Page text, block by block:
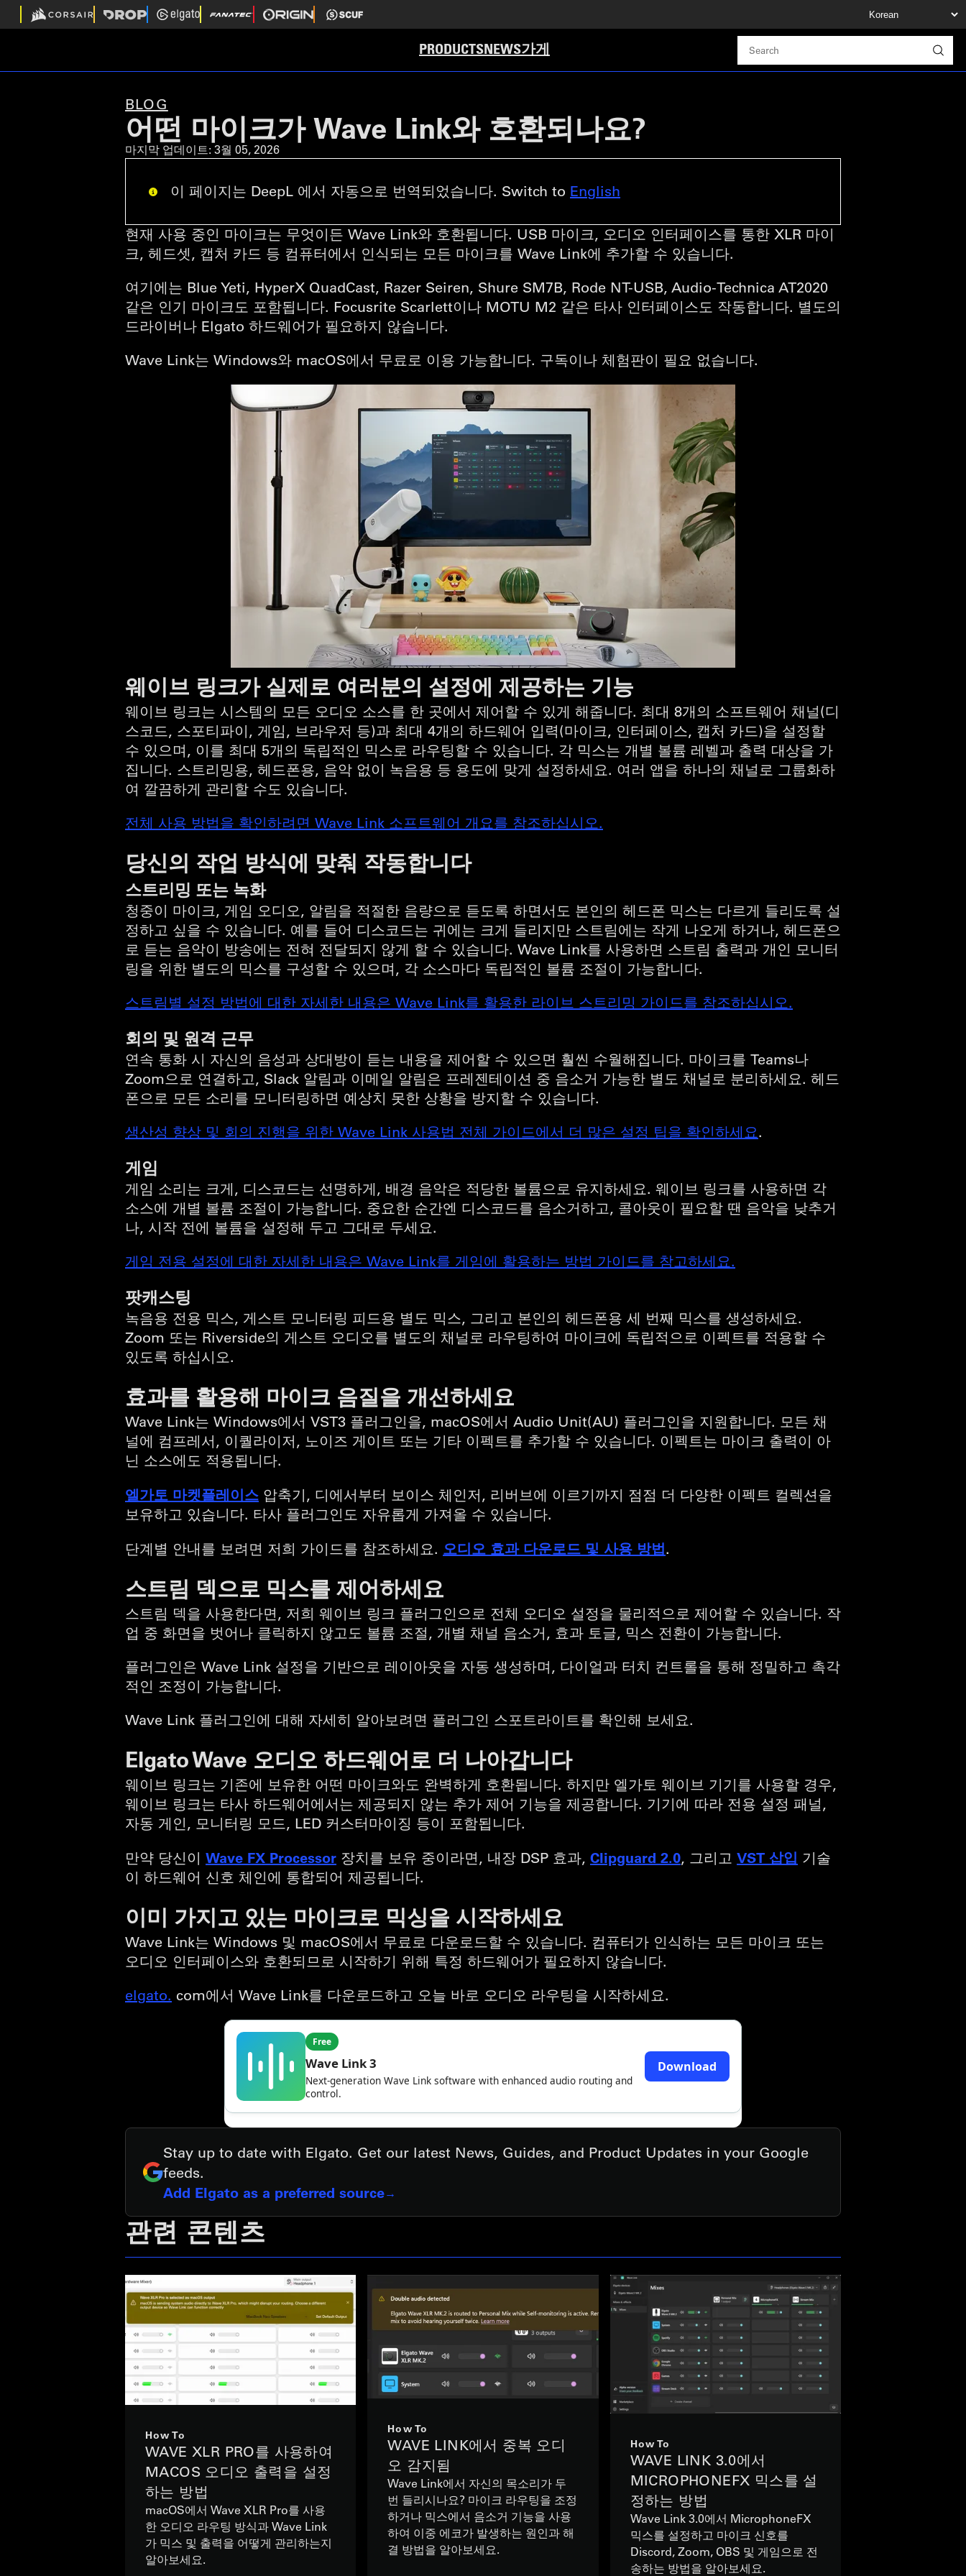
PRODUCTSNEWS가게
BLOG
어떤 마이크가 Wave Link와 호환되나요?
마지막 업데이트:3월 05, 2026
이 페이지는 DeepL 에서 자동으로 번역되었습니다. Switch to English
현재 사용 중인 마이크는 무엇이든 Wave Link와 호환됩니다. USB 마이크, 오디오 인터페이스를 통한 XLR 마이
크, 헤드셋, 캡처 카드 등 컴퓨터에서 인식되는 모든 마이크를 Wave Link에 추가할 수 있습니다.
여기에는 Blue Yeti, HyperX QuadCast, Razer Seiren, Shure SM7B, Rode NT-USB, Audio-Technica AT2020
같은 인기 마이크도 포함됩니다. Focusrite Scarlett이나 MOTU M2 같은 타사 인터페이스도 작동합니다. 별도의
드라이버나 Elgato 하드웨어가 필요하지 않습니다.
Wave Link는 Windows와 macOS에서 무료로 이용 가능합니다. 구독이나 체험판이 필요 없습니다.
웨이브 링크가 실제로 여러분의 설정에 제공하는 기능
웨이브 링크는 시스템의 모든 오디오 소스를 한 곳에서 제어할 수 있게 해줍니다. 최대 8개의 소프트웨어 채널(디
스코드, 스포티파이, 게임, 브라우저 등)과 최대 4개의 하드웨어 입력(마이크, 인터페이스, 캡처 카드)을 설정할
수 있으며, 이를 최대 5개의 독립적인 믹스로 라우팅할 수 있습니다. 각 믹스는 개별 볼륨 레벨과 출력 대상을 가
집니다. 스트리밍용, 헤드폰용, 음악 없이 녹음용 등 용도에 맞게 설정하세요. 여러 앱을 하나의 채널로 그룹화하
여 깔끔하게 관리할 수도 있습니다.
전체 사용 방법을 확인하려면 Wave Link 소프트웨어 개요를 참조하십시오.
당신의 작업 방식에 맞춰 작동합니다
스트리밍 또는 녹화
청중이 마이크, 게임 오디오, 알림을 적절한 음량으로 듣도록 하면서도 본인의 헤드폰 믹스는 다르게 들리도록 설
정하고 싶을 수 있습니다. 예를 들어 디스코드는 귀에는 크게 들리지만 스트림에는 작게 나오게 하거나, 헤드폰으
로 듣는 음악이 방송에는 전혀 전달되지 않게 할 수 있습니다. Wave Link를 사용하면 스트림 출력과 개인 모니터
링을 위한 별도의 믹스를 구성할 수 있으며, 각 소스마다 독립적인 볼륨 조절이 가능합니다.
스트림별 설정 방법에 대한 자세한 내용은 Wave Link를 활용한 라이브 스트리밍 가이드를 참조하십시오.
회의 및 원격 근무
연속 통화 시 자신의 음성과 상대방이 듣는 내용을 제어할 수 있으면 훨씬 수월해집니다. 마이크를 Teams나
Zoom으로 연결하고, Slack 알림과 이메일 알림은 프레젠테이션 중 음소거 가능한 별도 채널로 분리하세요. 헤드
폰으로 모든 소리를 모니터링하면 예상치 못한 상황을 방지할 수 있습니다.
생산성 향상 및 회의 진행을 위한 Wave Link 사용법 전체 가이드에서 더 많은 설정 팁을 확인하세요.
게임
게임 소리는 크게, 디스코드는 선명하게, 배경 음악은 적당한 볼륨으로 유지하세요. 웨이브 링크를 사용하면 각
소스에 개별 볼륨 조절이 가능합니다. 중요한 순간엔 디스코드를 음소거하고, 콜아웃이 필요할 땐 음악을 낮추거
나, 시작 전에 볼륨을 설정해 두고 그대로 두세요.
게임 전용 설정에 대한 자세한 내용은 Wave Link를 게임에 활용하는 방법 가이드를 참고하세요.
팟캐스팅
녹음용 전용 믹스, 게스트 모니터링 피드용 별도 믹스, 그리고 본인의 헤드폰용 세 번째 믹스를 생성하세요.
Zoom 또는 Riverside의 게스트 오디오를 별도의 채널로 라우팅하여 마이크에 독립적으로 이펙트를 적용할 수
있도록 하십시오.
효과를 활용해 마이크 음질을 개선하세요
Wave Link는 Windows에서 VST3 플러그인을, macOS에서 Audio Unit(AU) 플러그인을 지원합니다. 모든 채
널에 컴프레서, 이퀄라이저, 노이즈 게이트 또는 기타 이펙트를 추가할 수 있습니다. 이펙트는 마이크 출력이 아
닌 소스에도 적용됩니다.
엘가토 마켓플레이스 압축기, 디에서부터 보이스 체인저, 리버브에 이르기까지 점점 더 다양한 이펙트 컬렉션을
보유하고 있습니다. 타사 플러그인도 자유롭게 가져올 수 있습니다.
단계별 안내를 보려면 저희 가이드를 참조하세요. 오디오 효과 다운로드 및 사용 방법.
스트림 덱으로 믹스를 제어하세요
스트림 덱을 사용한다면, 저희 웨이브 링크 플러그인으로 전체 오디오 설정을 물리적으로 제어할 수 있습니다. 작
업 중 화면을 벗어나 클릭하지 않고도 볼륨 조절, 개별 채널 음소거, 효과 토글, 믹스 전환이 가능합니다.
플러그인은 Wave Link 설정을 기반으로 레이아웃을 자동 생성하며, 다이얼과 터치 컨트롤을 통해 정밀하고 촉각
적인 조정이 가능합니다.
Wave Link 플러그인에 대해 자세히 알아보려면 플러그인 스포트라이트를 확인해 보세요.
Elgato Wave 오디오 하드웨어로 더 나아갑니다
웨이브 링크는 기존에 보유한 어떤 마이크와도 완벽하게 호환됩니다. 하지만 엘가토 웨이브 기기를 사용할 경우,
웨이브 링크는 타사 하드웨어에서는 제공되지 않는 추가 제어 기능을 제공합니다. 기기에 따라 전용 설정 패널,
자동 게인, 모니터링 모드, LED 커스터마이징 등이 포함됩니다.
만약 당신이 Wave FX Processor 장치를 보유 중이라면, 내장 DSP 효과, Clipguard 2.0, 그리고 VST 삽입 기술
이 하드웨어 신호 체인에 통합되어 제공됩니다.
이미 가지고 있는 마이크로 믹싱을 시작하세요
Wave Link는 Windows 및 macOS에서 무료로 다운로드할 수 있습니다. 컴퓨터가 인식하는 모든 마이크 또는
오디오 인터페이스와 호환되므로 시작하기 위해 특정 하드웨어가 필요하지 않습니다.
elgato. com에서 Wave Link를 다운로드하고 오늘 바로 오디오 라우팅을 시작하세요.
Stay up to date with Elgato. Get our latest News, Guides, and Product Updates in your Google
feeds.
Add Elgato as a preferred source
관련 콘텐츠
How To
WAVE XLR PRO를 사용하여
MACOS 오디오 출력을 설정
하는 방법
macOS에서 Wave XLR Pro를 사용
한 오디오 라우팅 방식과 Wave Link
가 믹스 및 출력을 어떻게 관리하는지
알아보세요.
How To
WAVE LINK에서 중복 오디
오 감지됨
Wave Link에서 자신의 목소리가 두
번 들리시나요? 마이크 라우팅을 조정
하거나 믹스에서 음소거 기능을 사용
하여 이중 에코가 발생하는 원인과 해
결 방법을 알아보세요.
How To
WAVE LINK 3.0에서
MICROPHONEFX 믹스를 설
정하는 방법
Wave Link 3.0에서 MicrophoneFX
믹스를 설정하고 마이크 신호를
Discord, Zoom, OBS 및 게임으로 전
송하는 방법을 알아보세요.